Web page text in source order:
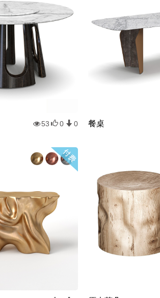
53 0 0 餐桌